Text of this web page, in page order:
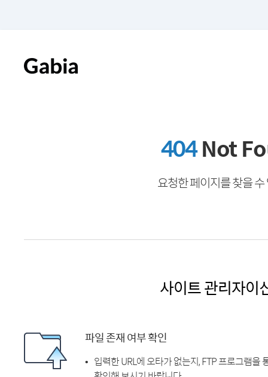
404Not
요청한 페이지를 찾을
사이트 관리자이
파일 존재 여부 확인
입력한 URL에 오타가 없는지, FTP 프로그램